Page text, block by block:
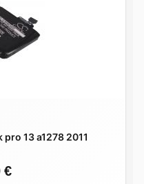
13 a1278 2011
€